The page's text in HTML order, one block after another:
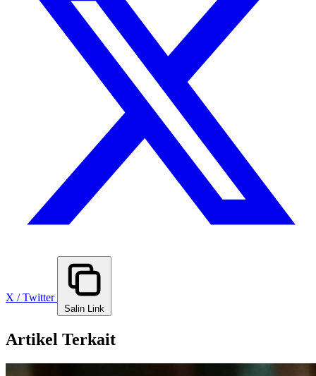
X / Twitter
Salin Link
Artikel Terkait